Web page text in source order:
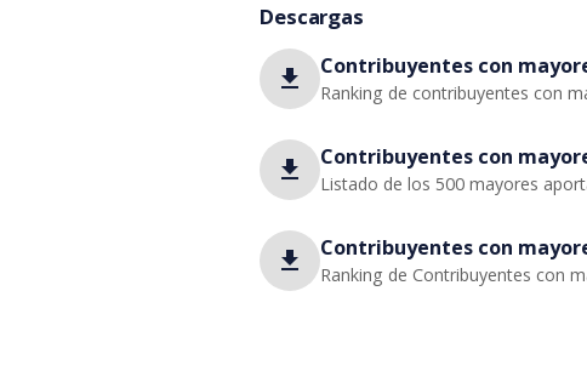
Descargas
file_download Contribuyentes con
Ranking de contribuyentes con
file_download Contribuyentes con
Listado de los 500 mayores
file_download Contribuyentes con
Ranking de Contribuyentes con